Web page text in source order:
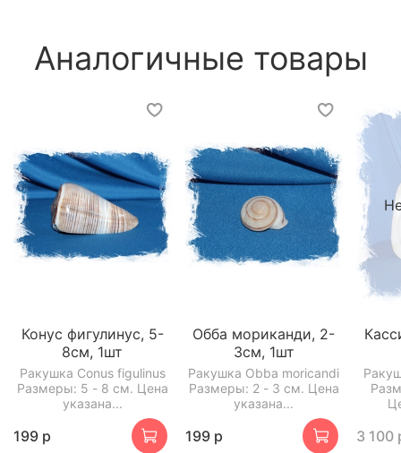
Аналогичные товары
Конус фигулинус, 5-
8см, 1шт
Ракушка Conus figulinus
Размеры: 5 - 8 см. Цена
указана...
199 р
Обба мориканди, 2-
3см, 1шт
Ракушка Obba moricandi
Размеры: 2 - 3 см. Цена
указана...
199 р 3 100